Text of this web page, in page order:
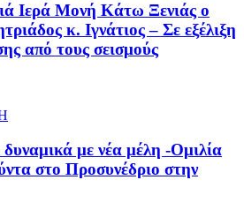
Ιερά Μονή Κάτω Ξενιάς ο
κ. Ιγνάτιος – Σε εξέλιξη
από τους σεισμούς
με νέα μέλη -Ομιλία
στο Προσυνέδριο στην